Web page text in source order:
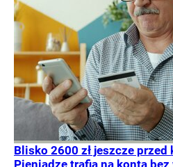
Blisko 2600 zł jeszcze przed
Pieniądze trafią na konta